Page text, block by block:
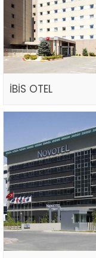
İBİS OTEL